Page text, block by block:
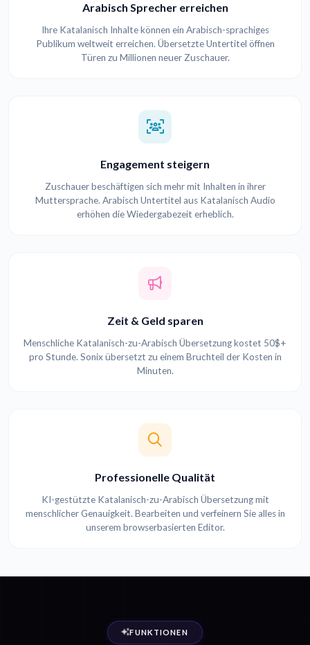
Arabisch Sprecher erreichen
Ihre Katalanisch Inhalte können ein Arabisch-sprachiges
Publikum weltweit erreichen. Übersetzte Untertitel öffnen
Türen zu Millionen neuer Zuschauer.
Engagement steigern
Zuschauer beschäftigen sich mehr mit Inhalten in ihrer
Muttersprache. Arabisch Untertitel aus Katalanisch Audio
erhöhen die Wiedergabezeit erheblich.
Zeit & Geld sparen
Menschliche Katalanisch-zu-Arabisch Übersetzung kostet 50$+
pro Stunde. Sonix übersetzt zu einem Bruchteil der Kosten in
Minuten.
Professionelle Qualität
KI-gestützte Katalanisch-zu-Arabisch Übersetzung mit
menschlicher Genauigkeit. Bearbeiten und verfeinern Sie alles in
unserem browserbasierten Editor.
FUNKTIONEN